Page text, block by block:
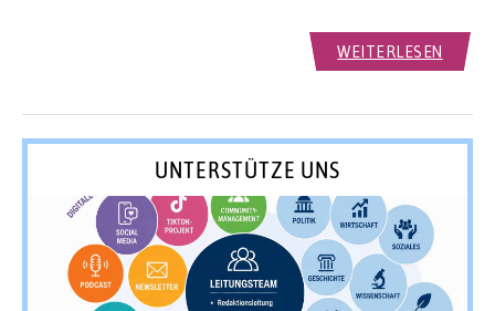
WEITERLESEN
UNTERSTÜTZE UNS